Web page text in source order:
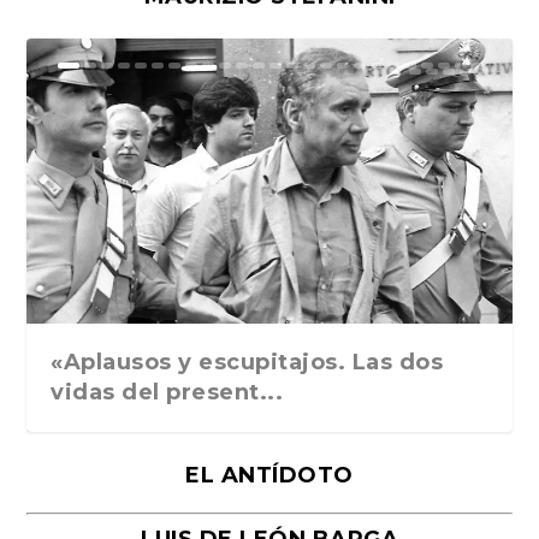
Ground Rules. Alejan...
«Rafael: Poesía subl...
Bienvenidos al circo...
Georges de La Tour. ...
Robert Capa: la hist...
«Aplausos y escupitajos. Las dos
vidas del present...
EL ANTÍDOTO